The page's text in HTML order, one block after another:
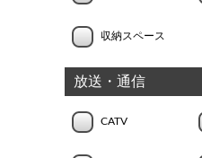
収納スペース
放送・通信
CATV